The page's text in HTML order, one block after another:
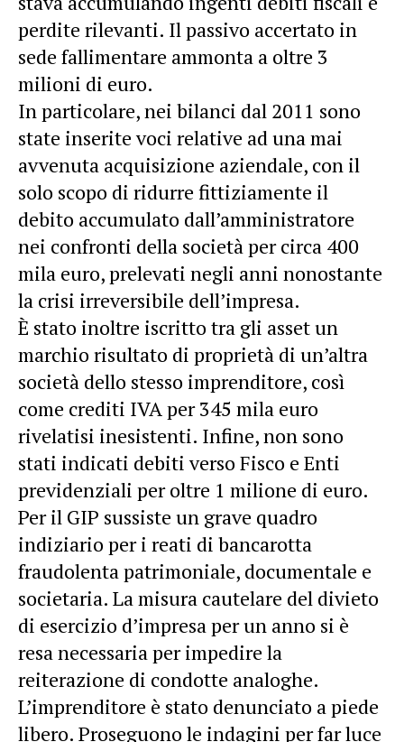
perdite rilevanti. Il passivo accertato in
sede fallimentare ammonta a oltre 3
milioni di euro.
In particolare, nei bilanci dal 2011 sono
state inserite voci relative ad una mai
avvenuta acquisizione aziendale, con il
solo scopo di ridurre fittiziamente il
debito accumulato dall’amministratore
nei confronti della società per circa 400
mila euro, prelevati negli anni nonostante
la crisi irreversibile dell’impresa.
È stato inoltre iscritto tra gli asset un
marchio risultato di proprietà di un’altra
società dello stesso imprenditore, così
come crediti IVA per 345 mila euro
rivelatisi inesistenti. Infine, non sono
stati indicati debiti verso Fisco e Enti
previdenziali per oltre 1 milione di euro.
Per il GIP sussiste un grave quadro
indiziario per i reati di bancarotta
fraudolenta patrimoniale, documentale e
societaria. La misura cautelare del divieto
di esercizio d’impresa per un anno si è
resa necessaria per impedire la
reiterazione di condotte analoghe.
L’imprenditore è stato denunciato a piede
libero. Proseguono le indagini per far luce